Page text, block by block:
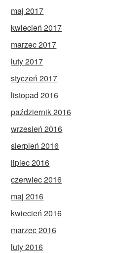
maj 2017
kwiecień 2017
marzec 2017
luty 2017
styczeń 2017
listopad 2016
październik 2016
wrzesień 2016
sierpień 2016
lipiec 2016
czerwiec 2016
maj 2016
kwiecień 2016
marzec 2016
luty 2016